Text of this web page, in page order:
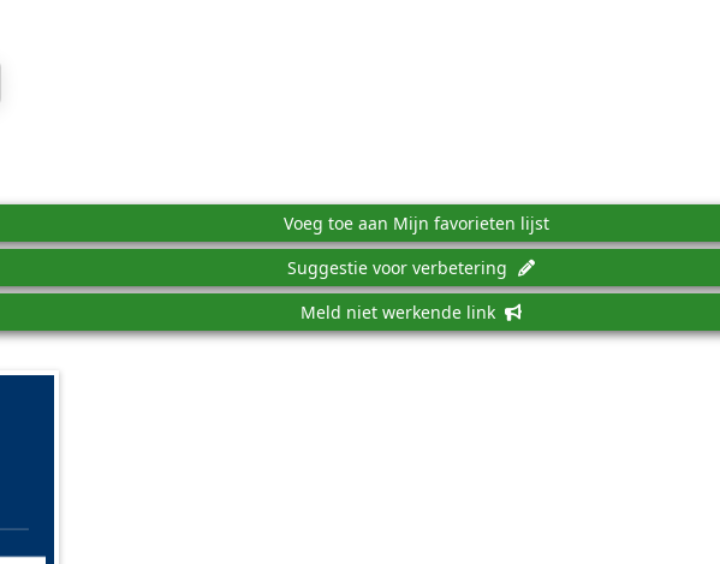
Voeg toe aan Mijn favorieten lijst
Suggestie voor verbetering
Meld niet werkende link